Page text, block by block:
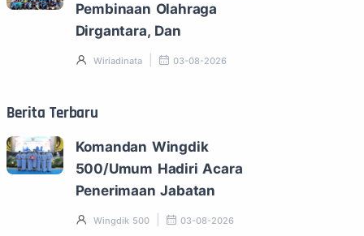
Pembinaan Olahraga
Dirgantara, Dan
Wiriadinata 03-08-2026
Berita Terbaru
Komandan Wingdik
500/Umum Hadiri Acara
Penerimaan Jabatan
Wingdik 500 03-08-2026